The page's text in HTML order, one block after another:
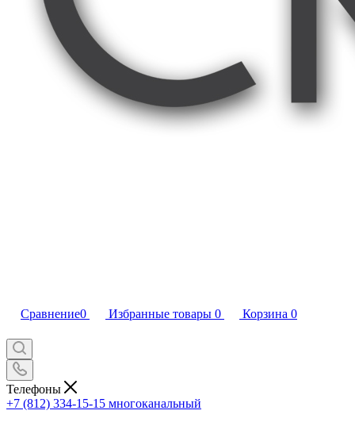
Сравнение0 Избранные товары 0 Корзина 0
Телефоны
+7 (812) 334-15-15 многоканальный